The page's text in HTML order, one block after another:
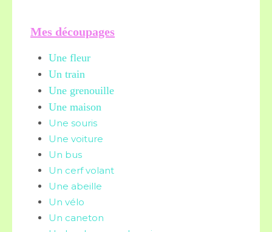
Mes découpages
Une fleur
Un train
Une grenouille
Une maison
Une souris
Une voiture
Un bus
Un cerf volant
Une abeille
Un vélo
Un caneton